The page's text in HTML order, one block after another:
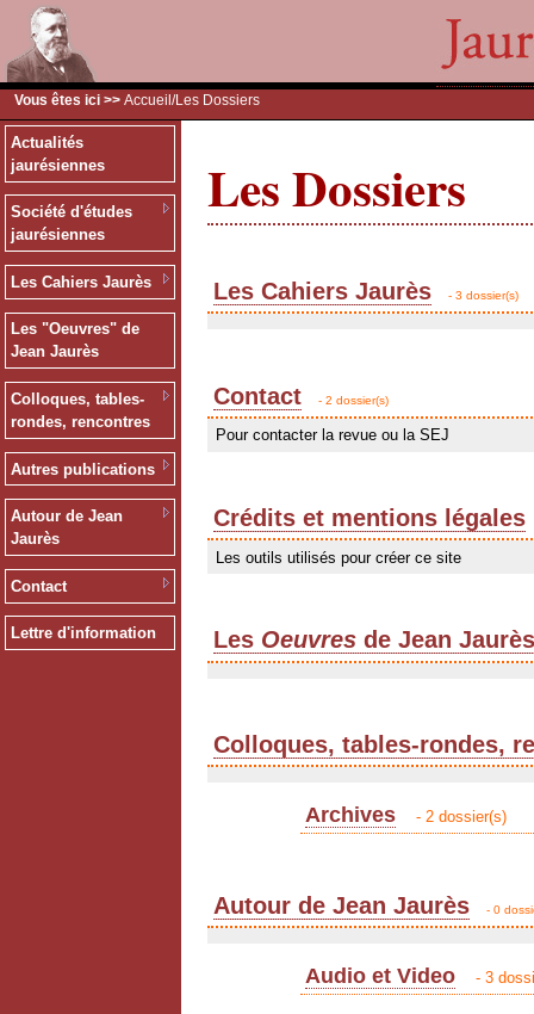
Vous êtes ici >> Accueil /Les Dossiers
Actualités
jaurésiennes
Société d'études
jaurésiennes
Les Cahiers Jaurès
Les "Oeuvres" de
Jean Jaurès
Colloques, tables-
rondes, rencontres
Autres publications
Autour de Jean
Jaurès
Contact
Lettre d'information
Les Dossiers
Les Cahiers Jaurès - 3 dossier(s)
Contact - 2 dossier(s)
Pour contacter la revue ou la SEJ
Crédits et mentions légales
Les outils utilisés pour créer ce site
Les Oeuvres de Jean
Colloques, tables-rondes,
Archives - 2 dossier(s)
Autour de Jean Jaurès - 0
Audio et Video - 3